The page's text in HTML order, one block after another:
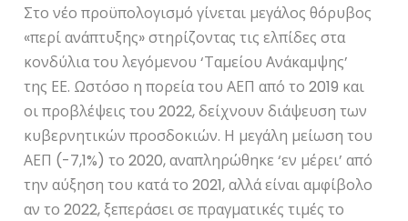
Στο νέο προϋπολογισμό γίνεται μεγάλος θόρυβος
«περί ανάπτυξης» στηρίζοντας τις ελπίδες στα
κονδύλια του λεγόμενου ‘Ταμείου Ανάκαμψης’
της ΕΕ. Ωστόσο η πορεία του ΑΕΠ από το 2019 και
οι προβλέψεις του 2022, δείχνουν διάψευση των
κυβερνητικών προσδοκιών. Η μεγάλη μείωση του
ΑΕΠ (-7,1%) το 2020, αναπληρώθηκε ‘εν μέρει’ από
την αύξηση του κατά το 2021, αλλά είναι αμφίβολο
αν το 2022, ξεπεράσει σε πραγματικές τιμές το